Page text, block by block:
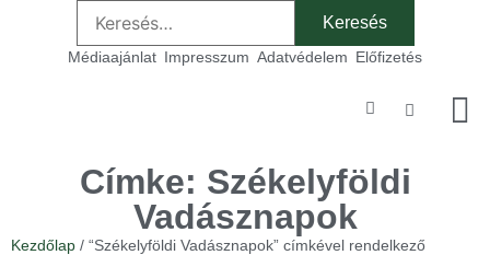
Médiaajánlat Impresszum Adatvédelem Előfizetés
Címke: Székelyföldi
Vadásznapok
Kezdőlap / “Székelyföldi Vadásznapok” címkével rendelkező